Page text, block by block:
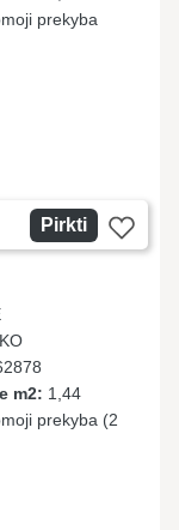
prekyba
Pirkti
m2: 1,44
prekyba (2